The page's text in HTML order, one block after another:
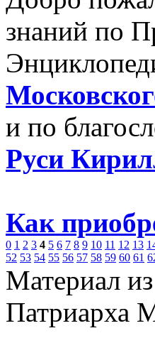
знаний по
и по
Руси
Как
0 1 2 3 4 5 6 7 8 9 10 11 12 13
52 53 54 55 56 57 58 59 60 61
Материал
Патриарха